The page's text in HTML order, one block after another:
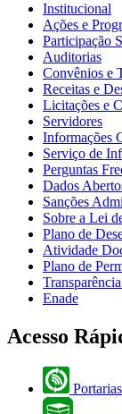
Institucional
Ações e
Participação
Auditorias
Convênios e
Receitas e
Licitações e
Servidores
Informações
Serviço de
Perguntas
Dados
Sanções
Sobre a Lei
Plano de
Atividade
Plano de
Enade
Acesso